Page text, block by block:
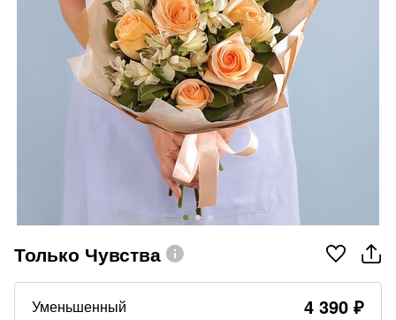
Только Чувства
Уменьшенный 4 390 ₽